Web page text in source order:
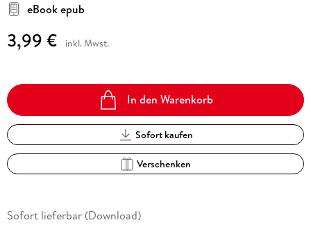
eBook epub
3,99 € inkl. Mwst.
In den Warenkorb
Sofort kaufen
Verschenken
Sofort lieferbar (Download)